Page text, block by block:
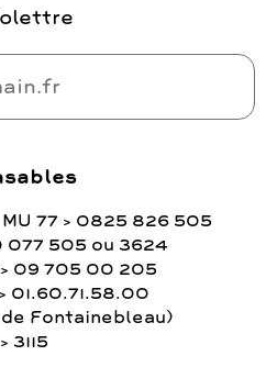
77 > 0825 826 505
077 505 ou 3624
09 705 00 205
01.60.71.58.00
Fontainebleau)